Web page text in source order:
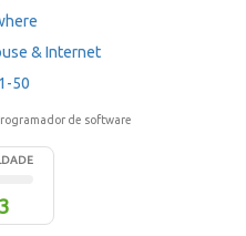
& Internet
50
de software